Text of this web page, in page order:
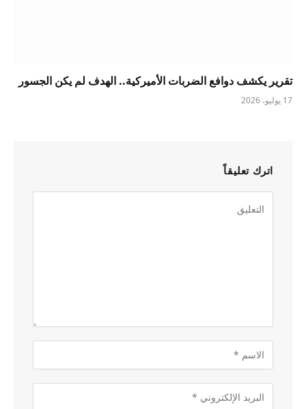
تقرير يكشف دوافع الضربات الأميركية.. الهدف لم يكن الجسور
17 يوليو، 2026
اترك تعليقاً